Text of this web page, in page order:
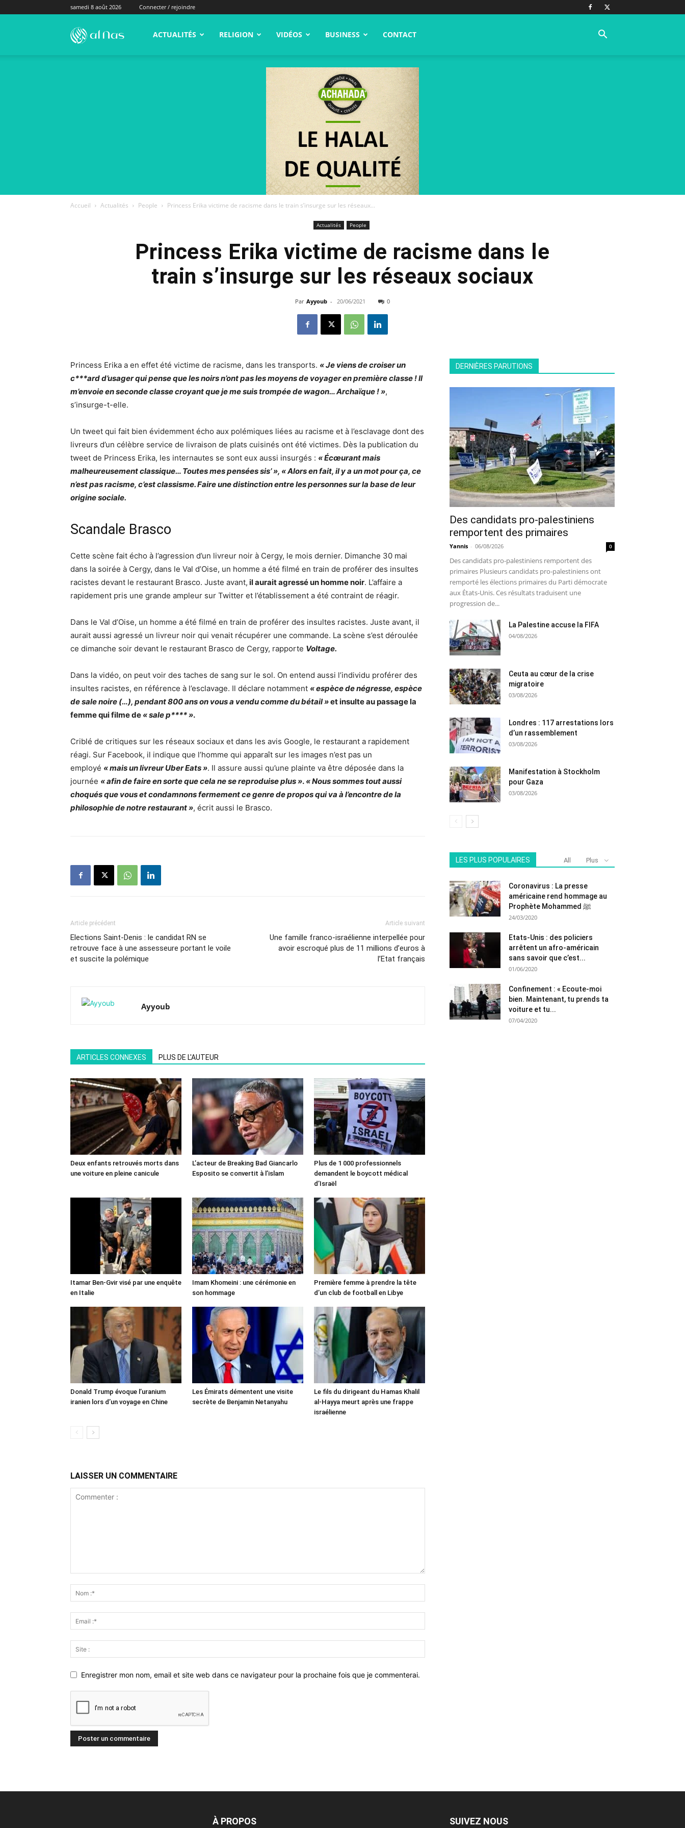
samedi 8 août 2026 Connecter / rejoindre
alNas.fr ACTUALITÉS RELIGION VIDÉOS BUSINESS CONTACT
Accueil Actualités People Princess Erika victime de racisme dans le train s’insurge sur les réseaux...
Actualités People
Princess Erika victime de racisme dans le
train s’insurge sur les réseaux sociaux
Par Ayyoub - 20/06/2021 0
Princess Erika a en effet été victime de racisme, dans les transports. « Je viens de croiser un
c***ard d’usager qui pense que les noirs n’ont pas les moyens de voyager en première classe ! Il
m’envoie en seconde classe croyant que je me suis trompée de wagon… Archaïque ! »,
s’insurge-t-elle.
Un tweet qui fait bien évidemment écho aux polémiques liées au racisme et à l’esclavage dont des
livreurs d’un célèbre service de livraison de plats cuisinés ont été victimes. Dès la publication du
tweet de Princess Erika, les internautes se sont eux aussi insurgés : « Écœurant mais
malheureusement classique… Toutes mes pensées sis’ », « Alors en fait, il y a un mot pour ça, ce
n’est pas racisme, c’est classisme. Faire une distinction entre les personnes sur la base de leur
origine sociale.
Scandale Brasco
Cette scène fait écho à l’agression d’un livreur noir à Cergy, le mois dernier. Dimanche 30 mai
dans la soirée à Cergy, dans le Val d’Oise, un homme a été filmé en train de proférer des insultes
racistes devant le restaurant Brasco. Juste avant, il aurait agressé un homme noir. L’affaire a
rapidement pris une grande ampleur sur Twitter et l’établissement a été contraint de réagir.
Dans le Val d’Oise, un homme a été filmé en train de proférer des insultes racistes. Juste avant, il
aurait aussi agressé un livreur noir qui venait récupérer une commande. La scène s’est déroulée
ce dimanche soir devant le restaurant Brasco de Cergy, rapporte Voltage.
Dans la vidéo, on peut voir des taches de sang sur le sol. On entend aussi l’individu proférer des
insultes racistes, en référence à l’esclavage. Il déclare notamment « espèce de négresse, espèce
de sale noire (…), pendant 800 ans on vous a vendu comme du bétail »et insulte au passage la
femme qui filme de « sale p**** ».
Criblé de critiques sur les réseaux sociaux et dans les avis Google, le restaurant a rapidement
réagi. Sur Facebook, il indique que l’homme qui apparaît sur les images n’est pas un
employé « mais un livreur Uber Eats ». Il assure aussi qu’une plainte va être déposée dans la
journée « afin de faire en sorte que cela ne se reproduise plus ». « Nous sommes tout aussi
choqués que vous et condamnons fermement ce genre de propos qui va à l’encontre de la
philosophie de notre restaurant », écrit aussi le Brasco.
Article précédent
Elections Saint-Denis : le candidat RN se
retrouve face à une assesseure portant le voile
et suscite la polémique
Article suivant
Une famille franco-israélienne interpellée pour
avoir escroqué plus de 11 millions d’euros à
l’Etat français
Ayyoub
ARTICLES CONNEXES PLUS DE L'AUTEUR
Deux enfants retrouvés morts dans
une voiture en pleine canicule
L’acteur de Breaking Bad Giancarlo
Esposito se convertit à l’islam
Plus de 1 000 professionnels
demandent le boycott médical
d’Israël
Itamar Ben-Gvir visé par une enquête
en Italie
Imam Khomeini : une cérémonie en
son hommage
Première femme à prendre la tête
d’un club de football en Libye
Donald Trump évoque l’uranium
iranien lors d’un voyage en Chine
Les Émirats démentent une visite
secrète de Benjamin Netanyahu
Le fils du dirigeant du Hamas Khalil
al-Hayya meurt après une frappe
israélienne
LAISSER UN COMMENTAIRE
Enregistrer mon nom, email et site web dans ce navigateur pour la prochaine fois que je commenterai.
DERNIÈRES PARUTIONS
Des candidats pro-palestiniens
remportent des primaires
Yannis - 06/08/2026 0
Des candidats pro-palestiniens remportent des
primaires Plusieurs candidats pro-palestiniens ont
remporté les élections primaires du Parti démocrate
aux États-Unis. Ces résultats traduisent une
progression de...
La Palestine accuse la FIFA
04/08/2026
Ceuta au cœur de la crise
migratoire
03/08/2026
Londres : 117 arrestations lors
d’un rassemblement
03/08/2026
Manifestation à Stockholm
pour Gaza
03/08/2026
LES PLUS POPULAIRES All Plus
Coronavirus : La presse
américaine rend hommage au
Prophète Mohammed ﷺ
24/03/2020
Etats-Unis : des policiers
arrêtent un afro-américain
sans savoir que c’est...
01/06/2020
Confinement : « Ecoute-moi
bien. Maintenant, tu prends ta
voiture et tu...
07/04/2020
À PROPOS SUIVEZ NOUS